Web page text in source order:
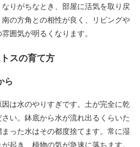
りがちなとき、部屋に活気を取り戻
の方角との相性が良く、リビングや
囲気が明るくなります。
スの育て方
ら
は水のやりすぎです。土が完全に乾
い。鉢底から水が流れ出るくらいた
った水はその都度捨てます。常に湿
起き、植物の気が急速に落ちます。